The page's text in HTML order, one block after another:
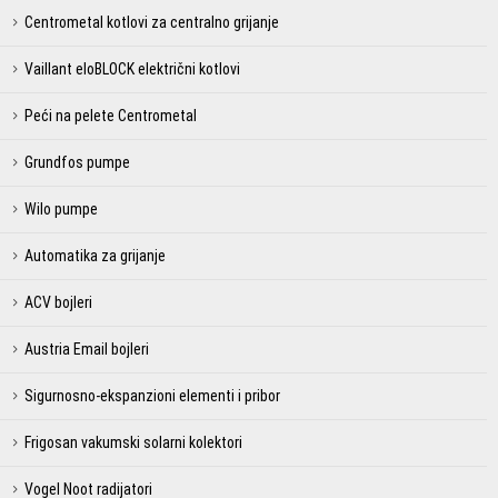
Centrometal kotlovi za centralno grijanje
Vaillant eloBLOCK električni kotlovi
Peći na pelete Centrometal
Grundfos pumpe
Wilo pumpe
Automatika za grijanje
ACV bojleri
Austria Email bojleri
Sigurnosno-ekspanzioni elementi i pribor
Frigosan vakumski solarni kolektori
Vogel Noot radijatori